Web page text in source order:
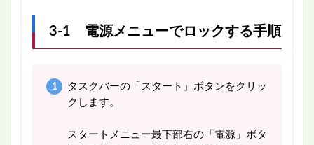
3-1 電源メニューでロックする手順
タスクバーの「スタート」ボタンをクリッ
クします。
スタートメニュー最下部右の「電源」ボタ